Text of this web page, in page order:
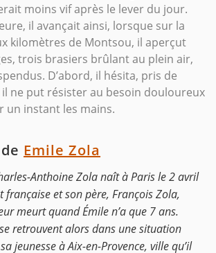
moins vif après le lever du jour.
il avançait ainsi, lorsque sur la
kilomètres de Montsou, il aperçut
trois brasiers brûlant au plein air,
D’abord, il hésita, pris de
ne put résister au besoin douloureux
un instant les mains.
Emile Zola
Anthoine Zola naît à Paris le 2 avril
française et son père, François Zola,
meurt quand Émile n’a que 7 ans.
retrouvent alors dans une situation
jeunesse à Aix-en-Provence, ville qu’il